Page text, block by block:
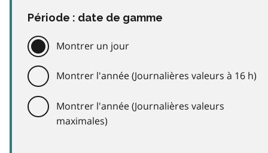
Période : date de gamme
Montrer un jour
Montrer l'année (Journalières valeurs à 16 h)
Montrer l'année (Journalières valeurs
maximales)